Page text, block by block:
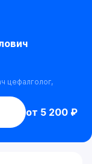
цефалголог,
от 5 200 ₽